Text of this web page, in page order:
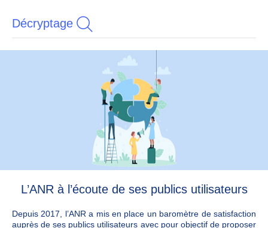
Décryptage
L’ANR à l’écoute de ses publics utilisateurs
Depuis 2017, l’ANR a mis en place un baromètre de satisfaction
auprès de ses publics utilisateurs avec pour objectif de proposer